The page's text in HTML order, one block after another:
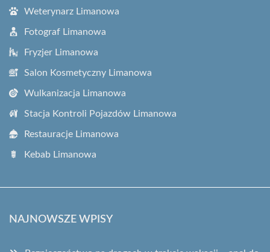
Weterynarz Limanowa
Fotograf Limanowa
Fryzjer Limanowa
Salon Kosmetyczny Limanowa
Wulkanizacja Limanowa
Stacja Kontroli Pojazdów Limanowa
Restauracje Limanowa
Kebab Limanowa
NAJNOWSZE WPISY